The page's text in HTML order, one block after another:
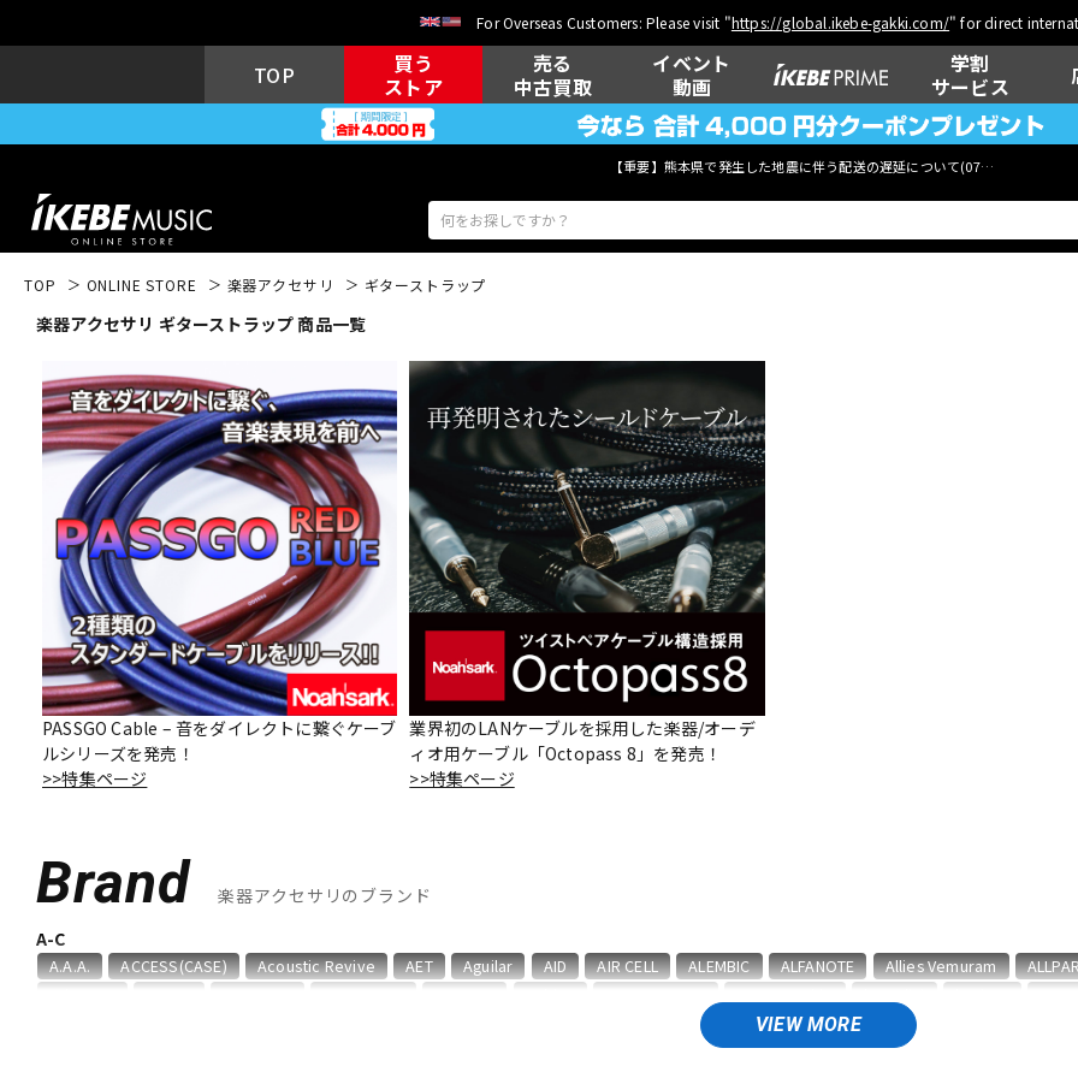
For Overseas Customers: Please visit "https://global.ikebe-gakki.com/" for direct
TOP
買う
ストア
売る
中古買取
イベント
動画
学割
サービス
【重要】熊本県で発生した地震に伴う配送の遅延について(07月29日
エレキギター アコ
キーボード 電子ピアノ 管楽器
DJ機器 DTM DTM オンラ
イン納品
中古 ヴィンテージ
TOP ONLINE STORE 楽器アクセサリ ギターストラップ
楽器アクセサリ ギターストラップ 商品一覧
PASSGO Cable – 音をダイレクトに繋ぐケーブ
ルシリーズを発売！
>>特集ページ
業界初のLANケーブルを採用した楽器/オーデ
ィオ用ケーブル「Octopass 8」を発売！
>>特集ページ
Brand 楽器アクセサリのブランド
VIEW MORE
A-C
A.A.A. ACCESS(CASE) Acoustic Revive AET Aguilar AID AIR CELL ALEMBIC ALFANOTE Allies Vemuram
BLUE BELL Bohemians
Cling On CNB Colossal Cable